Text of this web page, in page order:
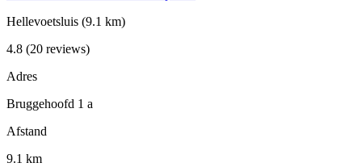
Hellevoetsluis (9.1 km)
4.8 (20 reviews)
Adres
Bruggehoofd 1 a
Afstand
9.1 km